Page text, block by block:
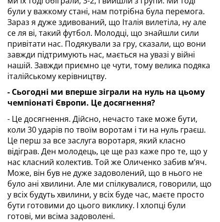
були у важкому стані, нам потрібна була перемога.
Зараз я дуже здивований, що Італія вилетіла, ну але
се ля ві, такий футбол. Молодці, що знайшли сили
привітати нас. Подякували за гру, сказали, що вони
завжди підтримують нас, мається на увазі у війні
нашій. Завжди приємно це чути, тому велика подяка
італійському керівництву.
- Сьогодні ми вперше зіграли на нуль на цьому
чемпіонаті Європи. Це досягнення?
- Це досягнення. Дійсно, нечасто таке може бути,
коли 30 ударів по твоїм воротам і ти на нуль граєш.
Це перш за все заслуга воротаря, який класно
відіграв. Ден молодець, це ще раз каже про те, що у
нас класний колектив. Той же Оличенко забив м’яч.
Може, він був не дуже задоволений, що в нього не
було ані хвилини. Але ми спілкувалися, говорили, що
у всіх будуть хвилини, у всіх буде час, маєте просто
бути готовими до цього виклику. І хлопці були
готові, ми всіма задоволені.